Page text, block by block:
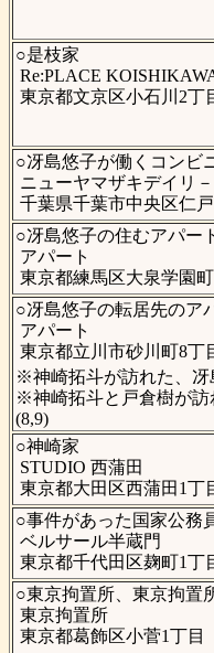
○是枝家
Re:PLACE
東京都文京区小石川2丁
○冴島悠子が働くコンビ
ニューヤマザキデイリ
千葉県千葉市中央区仁
○冴島悠子の住むアパー
アパート
東京都練馬区大泉学園町
○冴島悠子の転居先のア
アパート
東京都立川市砂川町8丁
※神崎拓斗が訪れた、冴
※神崎拓斗と戸倉樹が訪
(8,9)
○神崎家
STUDIO 西蒲田
東京都大田区西蒲田1丁
○事件があった国家公務
ベルサール半蔵門
東京都千代田区麹町1丁
○東京拘置所、東京拘置
東京拘置所
東京都葛飾区小菅1丁目